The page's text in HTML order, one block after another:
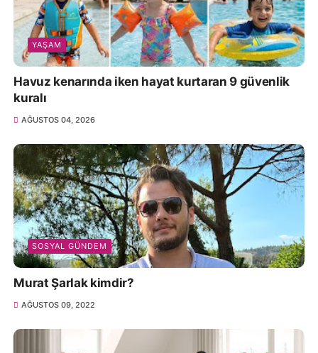
YAŞAM
Havuz kenarında iken hayat kurtaran 9 güvenlik
kuralı
AĞUSTOS 04, 2026
SOSYAL GÜNDEM
Murat Şarlak kimdir?
AĞUSTOS 09, 2022